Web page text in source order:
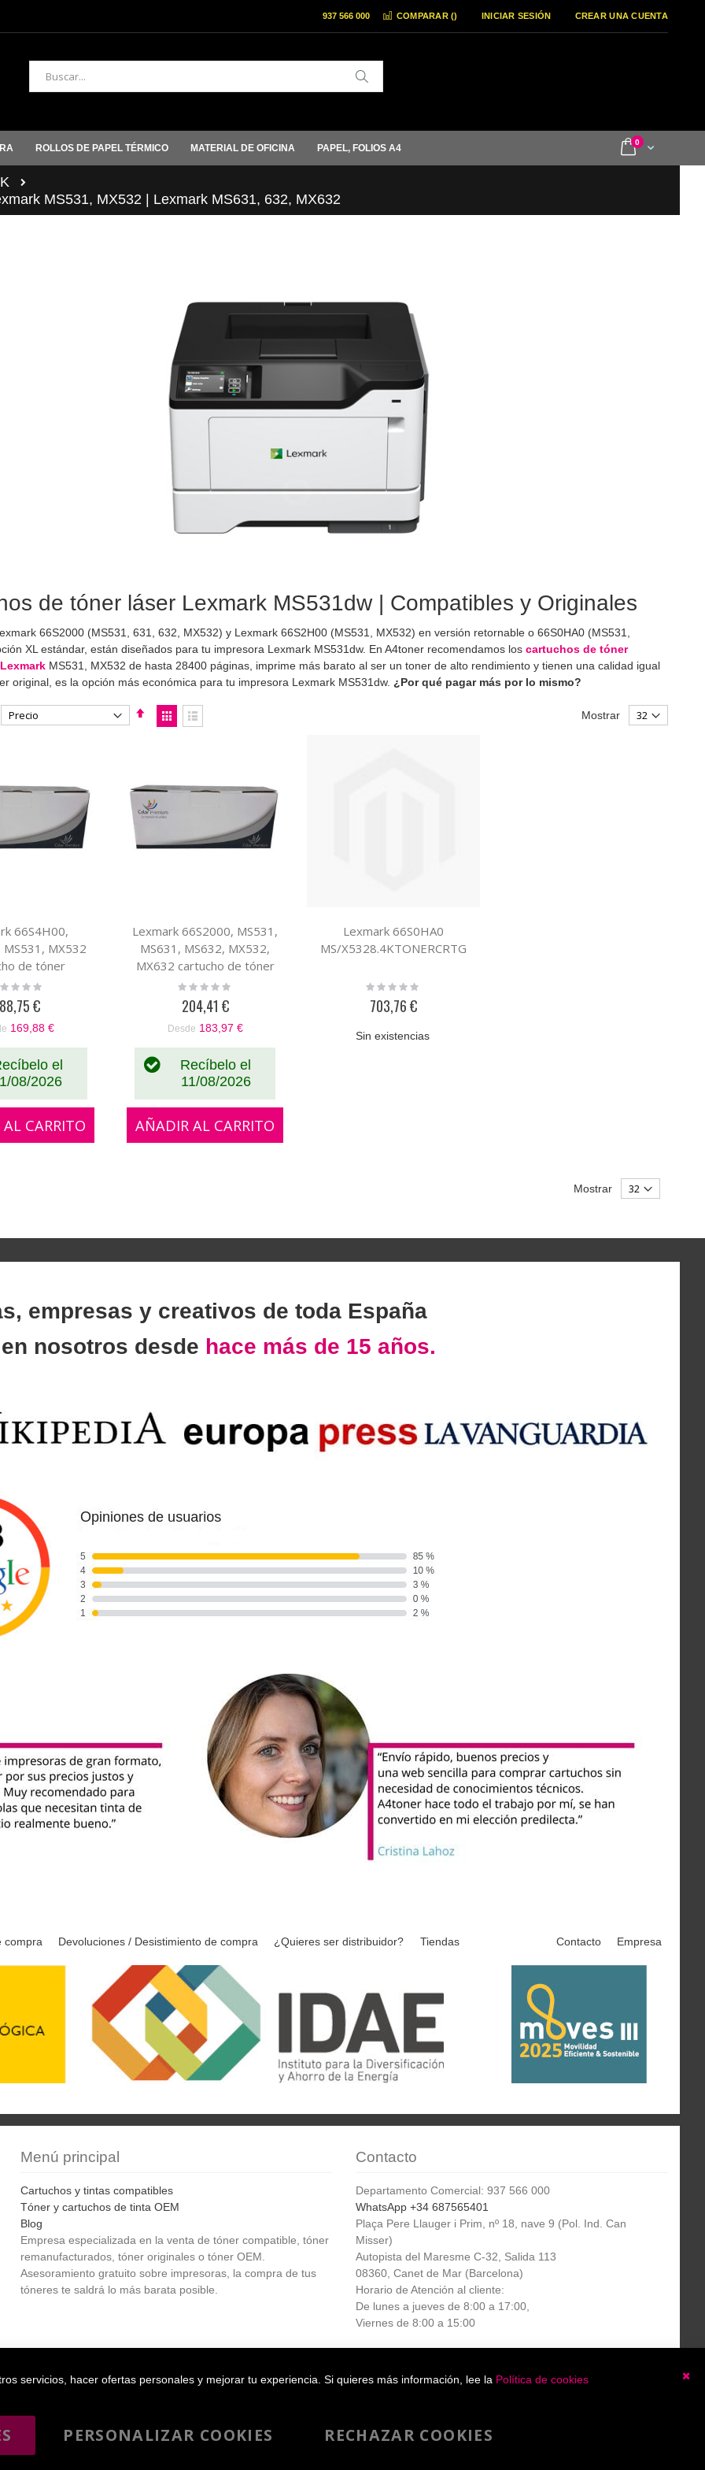
COMPARAR () INICIAR SESIÓN CREAR UNA CUENTA
937 566 000
Buscar
Cart
0items
ROLLOS DE PAPEL TÉRMICO MATERIAL DE OFICINA PAPEL, FOLIOS A4
MS531, MX532 | Lexmark MS631, 632, MX632
de tóner láser Lexmark MS531dw | Compatibles y Originales
66S2000 (MS531, 631, 632, MX532) y Lexmark 66S2H00 (MS531, MX532) en versión retornable o 66S0HA0 (MS531,
XL estándar, están diseñados para tu impresora Lexmark MS531dw. En A4toner recomendamos los cartuchos de tóner
MS531, MX532 de hasta 28400 páginas, imprime más barato al ser un toner de alto rendimiento y tienen una calidad igual
original, es la opción más económica para tu impresora Lexmark MS531dw. ¿Por qué pagar más por lo mismo?
Fijar
Dirección
Ver
como
Mostrar
66S4H00,
MS531, MX532
de tóner
€
169,88 €
el
08/2026
CARRITO
Lexmark 66S2000, MS531,
MS631, MS632, MX532,
MX632 cartucho de tóner
compatible
Rating:
204,41 €
Desde 183,97 €
Recíbelo el
11/08/2026
AÑADIR AL CARRITO
Lexmark 66S0HA0
MS/X5328.4KTONERCRTG
Rating:
703,76 €
Sin existencias
Mostrar
empresas y creativos de toda España
en nosotros desde hace más de 15 años.
compra Devoluciones / Desistimiento de compra ¿Quieres ser distribuidor? Tiendas Contacto Empresa
Menú principal
Cartuchos y tintas compatibles
Tóner y cartuchos de tinta OEM
Blog
Empresa especializada en la venta de tóner compatible, tóner
remanufacturados, tóner originales o tóner OEM.
Asesoramiento gratuito sobre impresoras, la compra de tus
tóneres te saldrá lo más barata posible.
Contacto
Departamento Comercial: 937 566 000
WhatsApp +34 687565401
Plaça Pere Llauger i Prim, nº 18, nave 9 (Pol. Ind. Can
Misser)
Autopista del Maresme C-32, Salida 113
08360, Canet de Mar (Barcelona)
Horario de Atención al cliente:
De lunes a jueves de 8:00 a 17:00,
Viernes de 8:00 a 15:00
informativo
servicios, hacer ofertas personales y mejorar tu experiencia. Si quieres más información, lee la Política de cookies
PERSONALIZAR COOKIES RECHAZAR COOKIES